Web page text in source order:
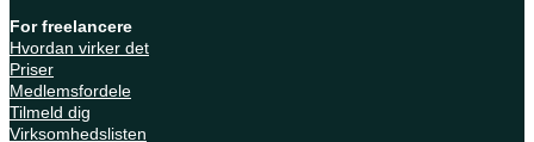
For freelancere
Hvordan virker det
Priser
Medlemsfordele
Tilmeld dig
Virksomhedslisten